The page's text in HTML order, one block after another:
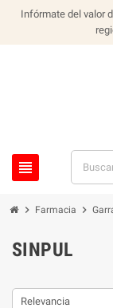
Infórmate del valor
view_headline
chevron_right Farmacia chevron_right
SINPUL
Relevancia